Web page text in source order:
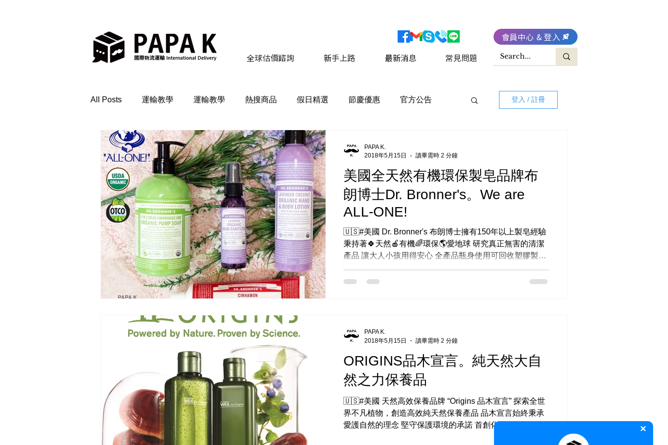
全球估價諮詢 新手上路 最新消息 常見問題
會員中心 & 登入
All Posts 運輸教學 運輸教學 熱搜商品 假日精選 節慶優惠 官方公告 登入 / 註冊
美國全天然有機環保製皂品牌布
朗博士Dr. Bronner's。We are
ALL-ONE!
🇺🇸#美國 Dr. Bronner's 布朗博士擁有150年以上製皂經驗
秉持著🍀天然🍎有機🌈環保🌎愛地球 研究真正無害的清潔
產品 讓大人小孩用得安心 全產品瓶身使用可回收塑膠製成
PAPA K.
2018年5月15日
讀畢需時 2 分鐘
ORIGINS品木宣言。純天然大自
然之力保養品
🇺🇸#美國 天然高效保養品牌 “Origins 品木宣言” 探索全世
界不凡植物，創造高效純天然保養產品 品木宣言始終秉承
愛護自然的理念 堅守保護環境的承諾 首創化妝品空瓶回收
PAPA K.
2018年5月15日
讀畢需時 2 分鐘